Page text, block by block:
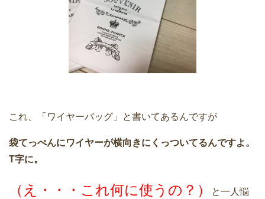
これ、「ワイヤーバッグ」と書いてあるんですが
袋てっぺんにワイヤーが横向きにくっついてるんですよ。
T字に。
（え・・・これ何に使うの？）
と一人悩